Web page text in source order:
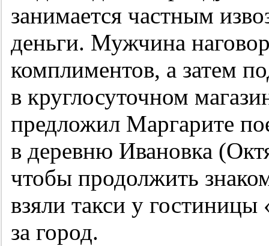
занимается частным
деньги. Мужчина
комплиментов, а затем
в круглосуточном
предложил Маргарите
в деревню Ивановка
чтобы продолжить
взяли такси у
за город.